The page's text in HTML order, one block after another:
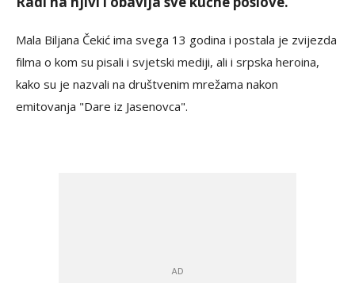
Mala Biljana Čekić ima svega 13 godina i postala je zvijezda
filma o kom su pisali i svjetski mediji, ali i srpska heroina,
kako su je nazvali na društvenim mrežama nakon
emitovanja "Dare iz Jasenovca".